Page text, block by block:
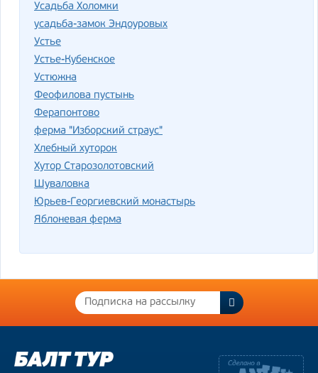
Усадьба Холомки
усадьба-замок Эндоуровых
Устье
Устье-Кубенское
Устюжна
Феофилова пустынь
Ферапонтово
ферма "Изборский страус"
Хлебный хуторок
Хутор Старозолотовский
Шуваловка
Юрьев-Георгиевский монастырь
Яблоневая ферма